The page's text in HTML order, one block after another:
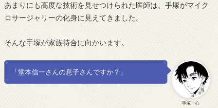
あまりにも高度な技術を見せつけられた医師は、手塚がマイク
ロサージャリーの化身に見えてきました。
そんな手塚が家族待合に向かいます。
手塚一心
「堂本信一さんの息子さんですか？」